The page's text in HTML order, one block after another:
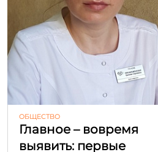
ОБЩЕСТВО
Главное – вовремя
выявить: первые